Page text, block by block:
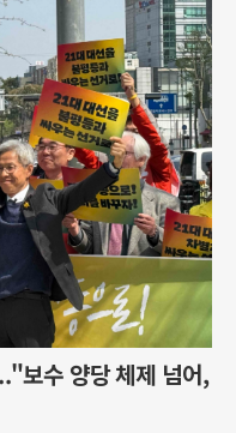
보수 양당 체제 넘어,